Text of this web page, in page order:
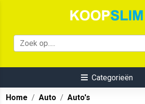
Categorieën
Home Auto Auto's